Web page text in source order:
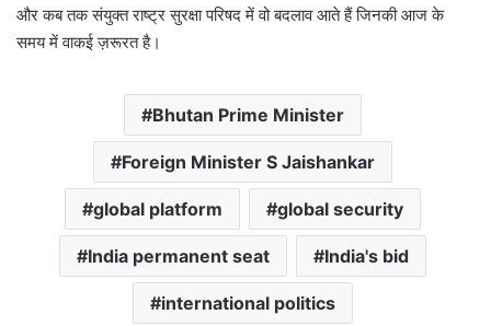
और कब तक संयुक्त राष्ट्र सुरक्षा परिषद में वो बदलाव आते हैं जिनकी आज के
समय में वाकई ज़रूरत है।
Bhutan Prime Minister
Foreign Minister S Jaishankar
global platform global security
India permanent seat India's bid
international politics